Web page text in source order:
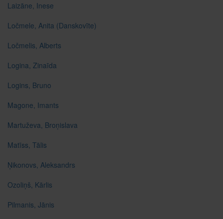
Laizāne, Inese
Ločmele, Anita (Danskovīte)
Ločmelis, Alberts
Logina, Zinaīda
Logins, Bruno
Magone, Imants
Martuževa, Broņislava
Matīss, Tālis
Ņikonovs, Aleksandrs
Ozoliņš, Kārlis
Pilmanis, Jānis